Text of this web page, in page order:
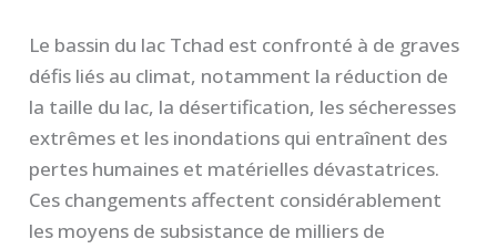
Le bassin du lac Tchad est confronté à de graves
défis liés au climat, notamment la réduction de
la taille du lac, la désertification, les sécheresses
extrêmes et les inondations qui entraînent des
pertes humaines et matérielles dévastatrices.
Ces changements affectent considérablement
les moyens de subsistance de milliers de